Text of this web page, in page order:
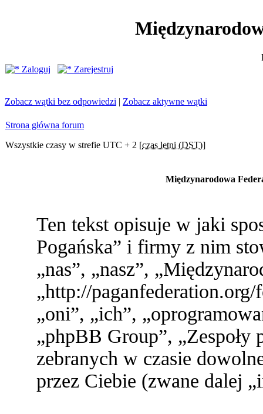
Zaloguj
Zarejestruj
Zobacz wątki bez odpowiedzi | Zobacz aktywne wątki
Strona główna forum
Wszystkie czasy w strefie UTC + 2 [czas letni (DST)]
Międzynarodowa
Ten tekst opisuje w jaki
Pogańska” i firmy z nim
„nas”, „nasz”,
„http://
„oni”, „ich”,
„phpBB Group”,
zebranych w czasie
przez Ciebie (zwane dalej